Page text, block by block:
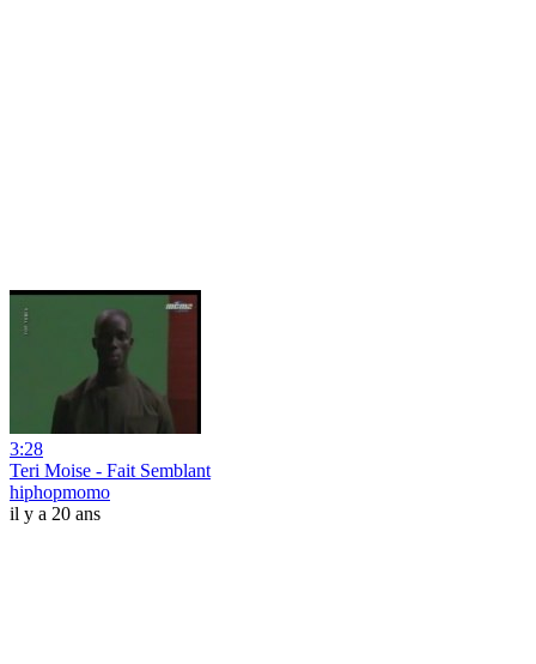
3:28
Teri Moise - Fait Semblant
hiphopmomo
il y a 20 ans